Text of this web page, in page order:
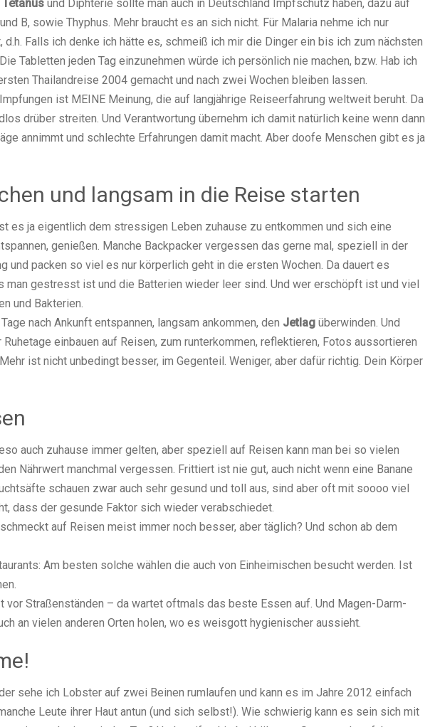
Tetanus und Diphterie sollte man auch in Deutschland Impfschutz haben, dazu auf
B, sowie Thyphus. Mehr braucht es an sich nicht. Für Malaria nehme ich nur
d.h. Falls ich denke ich hätte es, schmeiß ich mir die Dinger ein bis ich zum nächsten
Tabletten jeden Tag einzunehmen würde ich persönlich nie machen, bzw. Hab ich
Thailandreise 2004 gemacht und nach zwei Wochen bleiben lassen.
ist MEINE Meinung, die auf langjährige Reiseerfahrung weltweit beruht. Da
drüber streiten. Und Verantwortung übernehm ich damit natürlich keine wenn dann
annimmt und schlechte Erfahrungen damit macht. Aber doofe Menschen gibt es ja
und langsam in die Reise starten
es ja eigentlich dem stressigen Leben zuhause zu entkommen und sich eine
genießen. Manche Backpacker vergessen das gerne mal, speziell in der
und packen so viel es nur körperlich geht in die ersten Wochen. Da dauert es
man gestresst ist und die Batterien wieder leer sind. Und wer erschöpft ist und viel
und Bakterien.
nach Ankunft entspannen, langsam ankommen, den Jetlag überwinden. Und
einbauen auf Reisen, zum runterkommen, reflektieren, Fotos aussortieren
ist nicht unbedingt besser, im Gegenteil. Weniger, aber dafür richtig. Dein Körper
auch zuhause immer gelten, aber speziell auf Reisen kann man bei so vielen
Nährwert manchmal vergessen. Frittiert ist nie gut, auch nicht wenn eine Banane
schauen zwar auch sehr gesund und toll aus, sind aber oft mit soooo viel
dass der gesunde Faktor sich wieder verabschiedet.
auf Reisen meist immer noch besser, aber täglich? Und schon ab dem
Am besten solche wählen die auch von Einheimischen besucht werden. Ist
vor Straßenständen – da wartet oftmals das beste Essen auf. Und Magen-Darm-
an vielen anderen Orten holen, wo es weisgott hygienischer aussieht.
sehe ich Lobster auf zwei Beinen rumlaufen und kann es im Jahre 2012 einfach
Leute ihrer Haut antun (und sich selbst!). Wie schwierig kann es sein sich mit